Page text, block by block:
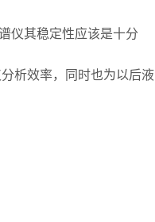
仪其稳定性应该是十分
析效率，同时也为以后液